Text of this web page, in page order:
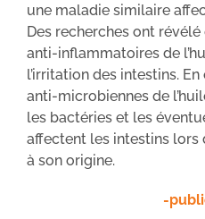
une maladie similaire
Des recherches ont
anti-inflammatoires de
l’irritation des intestins.
anti-microbiennes de
les bactéries et les
affectent les intestins
à son origine.
-